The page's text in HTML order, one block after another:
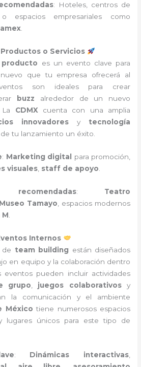
: Hoteles, centros de
o espacios empresariales como
o Servicios
producto es un evento clave para
que tu empresa ofrecerá al
son ideales para crear
buzz alrededor de un nuevo
CDMX cuenta con una amplia
innovadores y tecnología
tu lanzamiento un éxito.
: Marketing digital
para promoción,
visuales staff de apoyo
recomendadas: Teatro
Museo Tamayo , espacios modernos
Internos
de team building están diseñados
en equipo y la colaboración dentro
eventos pueden incluir actividades
grupo juegos colaborativosy
la comunicación y el ambiente
México tiene numerosos espacios
lugares únicos para este tipo de
: Dinámicas interactivas,